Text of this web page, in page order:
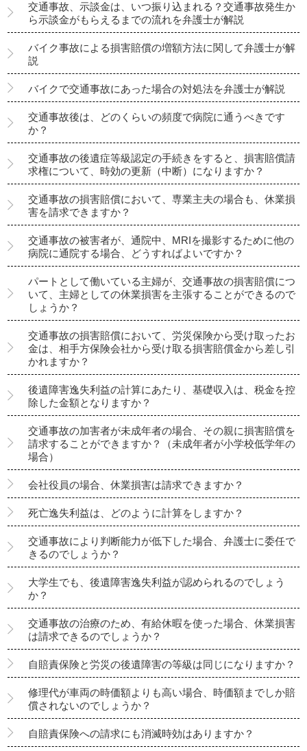
交通事故、示談金は、いつ振り込まれる？交通事故発生か
ら示談金がもらえるまでの流れを弁護士が解説
バイク事故による損害賠償の増額方法に関して弁護士が解
説
バイクで交通事故にあった場合の対処法を弁護士が解説
交通事故後は、どのくらいの頻度で病院に通うべきです
か？
交通事故の後遺症等級認定の手続きをすると、損害賠償請
求権について、時効の更新（中断）になりますか？
交通事故の損害賠償において、専業主夫の場合も、休業損
害を請求できますか？
交通事故の被害者が、通院中、MRIを撮影するために他の
病院に通院する場合、どうすればよいですか？
パートとして働いている主婦が、交通事故の損害賠償につ
いて、主婦としての休業損害を主張することができるので
しょうか？
交通事故の損害賠償において、労災保険から受け取ったお
金は、相手方保険会社から受け取る損害賠償金から差し引
かれますか？
後遺障害逸失利益の計算にあたり、基礎収入は、税金を控
除した金額となりますか？
交通事故の加害者が未成年者の場合、その親に損害賠償を
請求することができますか？（未成年者が小学校低学年の
場合）
会社役員の場合、休業損害は請求できますか？
死亡逸失利益は、どのように計算をしますか？
交通事故により判断能力が低下した場合、弁護士に委任で
きるのでしょうか？
大学生でも、後遺障害逸失利益が認められるのでしょう
か？
交通事故の治療のため、有給休暇を使った場合、休業損害
は請求できるのでしょうか？
自賠責保険と労災の後遺障害の等級は同じになりますか？
修理代が車両の時価額よりも高い場合、時価額までしか賠
償されないのでしょうか？
自賠責保険への請求にも消滅時効はありますか？